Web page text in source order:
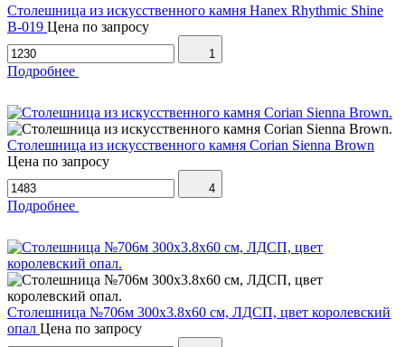
Столешница из искусственного камня Hanex Rhythmic Shine
B-019 Цена по запросу
1
Подробнее
Столешница из искусственного камня Corian Sienna Brown
Цена по запросу
4
Подробнее
Столешница №706м 300х3.8х60 см, ЛДСП, цвет королевский
опал Цена по запросу